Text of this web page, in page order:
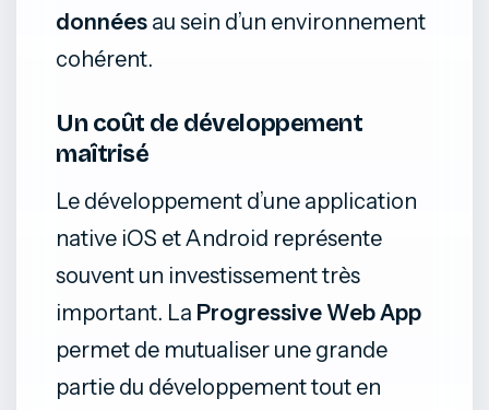
données au sein d’un environnement
cohérent.
Un coût de développement
maîtrisé
Le développement d’une application
native iOS et Android représente
souvent un investissement très
important. La Progressive Web App
permet de mutualiser une grande
partie du développement tout en